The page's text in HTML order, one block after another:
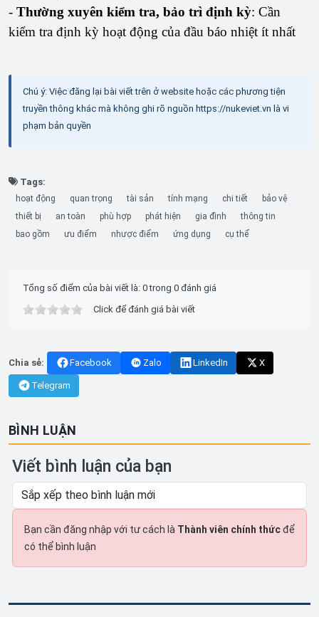
- Thường xuyên kiểm tra, bảo trì định kỳ: Cần
kiểm tra định kỳ hoạt động của đầu báo nhiệt ít nhất
Chú ý: Việc đăng lại bài viết trên ở website hoặc các phương tiện
truyền thông khác mà không ghi rõ nguồn https://nukeviet.vn là vi
phạm bản quyền
Tags:
hoạt động quan trọng tài sản tính mạng chi tiết
bảo vệ
thiết bị
an toàn phù hợp phát hiện gia đình
thông tin
bao gồm
ưu điểm nhược điểm ứng dụng cụ thể
Tổng số điểm của bài viết là: 0 trong 0 đánh giá
Click để đánh giá bài viết
Chia sẻ: Facebook Zalo LinkedIn X
Telegram
BÌNH LUẬN
Viết bình luận của bạn
Bạn cần đăng nhập với tư cách là Thành viên chính thứcđể
có thể bình luận